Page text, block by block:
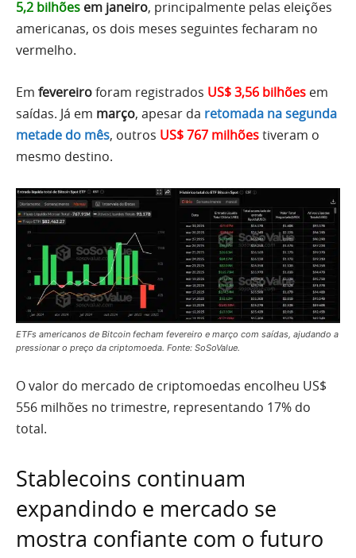
5,2 bilhões em janeiro, principalmente pelas eleições
americanas, os dois meses seguintes fecharam no
vermelho.
Em fevereiroforam registrados US$ 3,56 bilhões em
saídas. Já em março, apesar da retomada na segunda
metade do mês, outros US$ 767 milhõestiveram o
mesmo destino.
ETFs americanos de Bitcoin fecham fevereiro e março com saídas, ajudando a
pressionar o preço da criptomoeda. Fonte: SoSoValue.
O valor do mercado de criptomoedas encolheu US$
556 milhões no trimestre, representando 17% do
total.
Stablecoins continuam
expandindo e mercado se
mostra confiante com o futuro